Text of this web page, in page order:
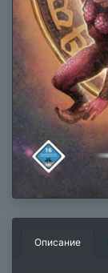
Описание